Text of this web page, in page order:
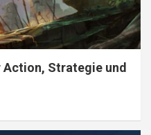
Action, Strategie und